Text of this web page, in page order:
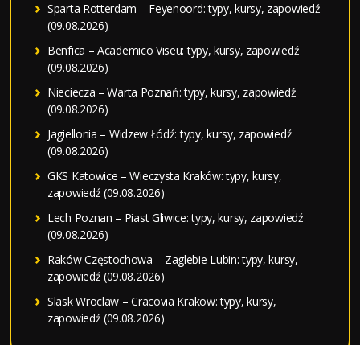
Sparta Rotterdam – Feyenoord: typy, kursy, zapowiedź
(09.08.2026)
Benfica – Academico Viseu: typy, kursy, zapowiedź
(09.08.2026)
Nieciecza – Warta Poznań: typy, kursy, zapowiedź
(09.08.2026)
Jagiellonia – Widzew Łódź: typy, kursy, zapowiedź
(09.08.2026)
GKS Katowice – Wieczysta Kraków: typy, kursy,
zapowiedź (09.08.2026)
Lech Poznan – Piast Gliwice: typy, kursy, zapowiedź
(09.08.2026)
Raków Częstochowa – Zaglebie Lubin: typy, kursy,
zapowiedź (09.08.2026)
Slask Wroclaw – Cracovia Krakow: typy, kursy,
zapowiedź (09.08.2026)